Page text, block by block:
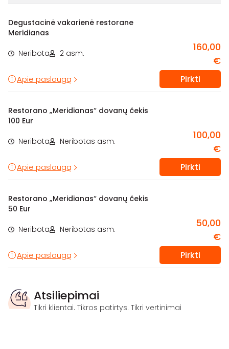
Degustacinė vakarienė restorane
Meridianas
Neribota 2 asm.
160,00
€
Apie paslaugą Pirkti
Restorano „Meridianas“ dovanų čekis
100 Eur
Neribota Neribotas asm.
100,00
€
Apie paslaugą Pirkti
Restorano „Meridianas“ dovanų čekis
50 Eur
Neribota Neribotas asm.
50,00
€
Apie paslaugą Pirkti
Atsiliepimai
Tikri klientai. Tikros patirtys. Tikri vertinimai